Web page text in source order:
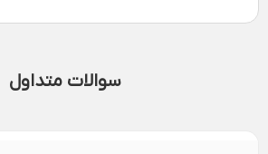
سوالات متداول